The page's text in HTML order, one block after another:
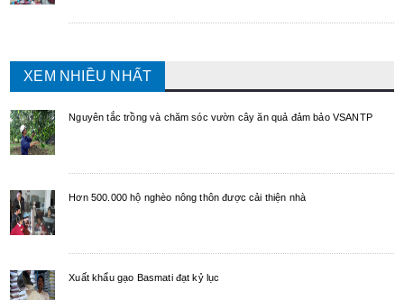
XEM NHIỀU NHẤT
Nguyên tắc trồng và chăm sóc vườn cây ăn quả đảm bảo VSANTP
Hơn 500.000 hộ nghèo nông thôn được cải thiện nhà
Xuất khẩu gạo Basmati đạt kỷ lục